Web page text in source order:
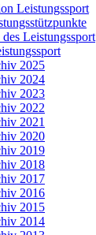
Leistungssport
Leistungssport
2025
2024
2023
2022
2021
2020
2019
2018
2017
2016
2015
2014